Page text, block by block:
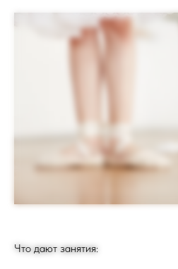
Что дают занятия: